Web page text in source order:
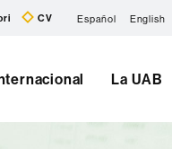
CV Español English
La UAB